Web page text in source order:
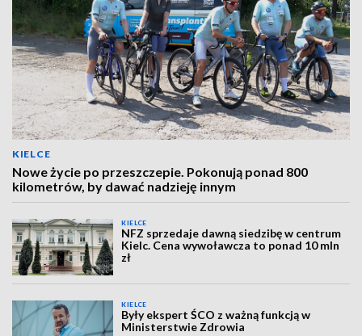
KIELCE
Nowe życie po przeszczepie. Pokonują ponad 800
kilometrów, by dawać nadzieję innym
KIELCE
NFZ sprzedaje dawną siedzibę w centrum
Kielc. Cena wywoławcza to ponad 10 mln
zł
KIELCE
Były ekspert ŚCO z ważną funkcją w
Ministerstwie Zdrowia